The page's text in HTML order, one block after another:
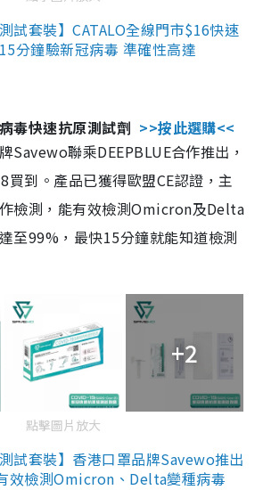
試套裝】CATALO全線門市$16快速
分鐘驗新冠病毒 準確性高達
毒快速抗原測試劑 >>按此選購<<
Savewo聯乘DEEPBLUE合作推出，
買到。產品已獲得歐盟CE認證，主
檢測，能有效檢測Omicron及Delta
至99%，最快15分鐘就能知道檢測
+2
點擊圖片放大
試套裝】香港口罩品牌Savewo推出
效檢測Omicron、Delta變種病毒